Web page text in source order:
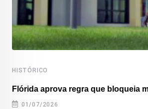
HISTÓRICO
Flórida aprova regra que bloqueia
01/07/2026